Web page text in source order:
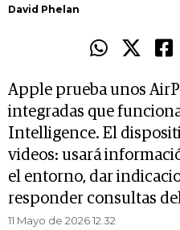
David Phelan
Apple prueba unos
integradas que
Intelligence. El
videos: usará
el entorno, dar
responder consultas
11 Mayo de 2026 12.32